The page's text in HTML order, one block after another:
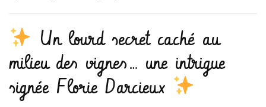
Un lourd secret caché au
milieu des vignes… une intrigue
signée Florie Darcieux